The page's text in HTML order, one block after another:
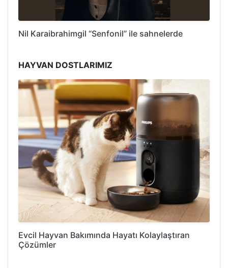
Nil Karaibrahimgil “Senfonil” ile sahnelerde
HAYVAN DOSTLARIMIZ
Evcil Hayvan Bakımında Hayatı Kolaylaştıran
Çözümler